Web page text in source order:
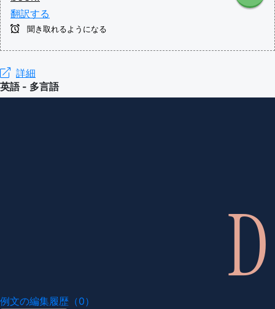
翻訳する
聞き取れるようになる
詳細
英語 - 多言語
例文の編集履歴（0）